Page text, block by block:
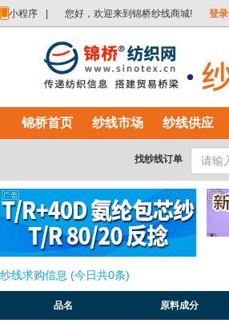
小程序 您好，欢迎来到锦桥纱线商城! 登录
锦桥首页 纱线市场 纱线供应
找纱线订单
纱线求购信息 (今日共0条)
品名 原料成分